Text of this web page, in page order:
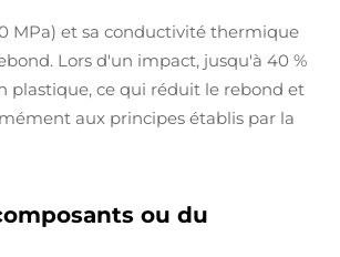
MPa) et sa conductivité thermique
Lors d'un impact, jusqu'à 40 %
plastique, ce qui réduit le rebond et
aux principes établis par la
ou du